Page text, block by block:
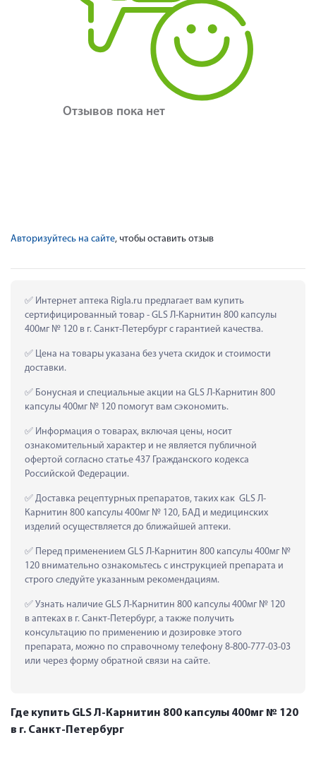
Отзывов пока нет
Авторизуйтесь на сайте, чтобы оставить отзыв
Интернет аптека Rigla.ru предлагает вам купить
сертифицированный товар - GLS Л-Карнитин 800 капсулы
400мг № 120 в г. Санкт-Петербург с гарантией качества.
Цена на товары указана без учета скидок и стоимости
доставки.
Бонусная и специальные акции на GLS Л-Карнитин 800
капсулы 400мг № 120 помогут вам сэкономить.
Информация о товарах, включая цены, носит
ознакомительный характер и не является публичной
офертой согласно статье 437 Гражданского кодекса
Российской Федерации.
Доставка рецептурных препаратов, таких как  GLS Л-
Карнитин 800 капсулы 400мг № 120, БАД и медицинских
изделий осуществляется до ближайшей аптеки.
Перед применением GLS Л-Карнитин 800 капсулы 400мг №
120 внимательно ознакомьтесь с инструкцией препарата и
строго следуйте указанным рекомендациям.
Узнать наличие GLS Л-Карнитин 800 капсулы 400мг № 120
в аптеках в г. Санкт-Петербург, а также получить
консультацию по применению и дозировке этого
препарата, можно по справочному телефону 8-800-777-03-03
или через форму обратной связи на сайте.
Где купить GLS Л-Карнитин 800 капсулы 400мг № 120
в г. Санкт-Петербург